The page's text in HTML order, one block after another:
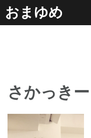
コ
ン
ッ
プ
おまゆめ
さかっきー